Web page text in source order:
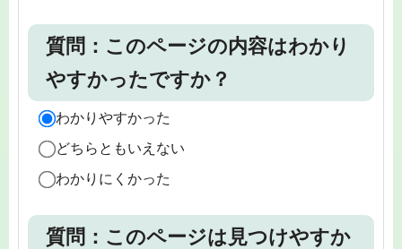
質問：このページの内容はわかり
やすかったですか？
わかりやすかった
どちらともいえない
わかりにくかった
質問：このページは見つけやすか